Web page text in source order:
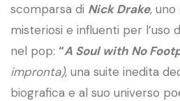
scomparsa di Nick Drake,
misteriosi e influenti per l’uso
nel pop: “A Soul with No
impronta), una suite inedita
biografica e al suo universo